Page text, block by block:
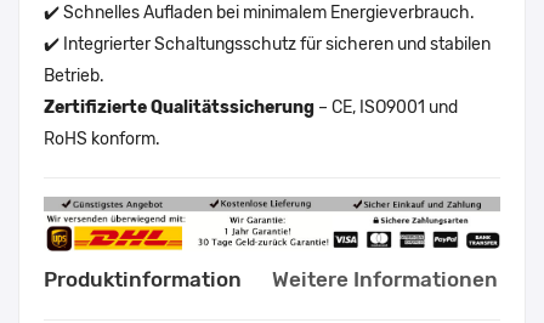
✔️ Schnelles Aufladen bei minimalem Energieverbrauch.
✔️ Integrierter Schaltungsschutz für sicheren und stabilen
Betrieb.
Zertifizierte Qualitätssicherung – CE, ISO9001 und
RoHS konform.
Produktinformation Weitere Informationen